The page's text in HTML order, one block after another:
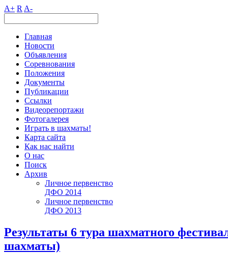
A+ R A-
Главная
Новости
Объявления
Соревнования
Положения
Документы
Публикации
Ссылки
Видеорепортажи
Фотогалерея
Играть в шахматы!
Карта сайта
Как нас найти
О нас
Поиск
Архив
Личное первенство
ДФО 2014
Личное первенство
ДФО 2013
Результаты 6 тура шахматного
шахматы)